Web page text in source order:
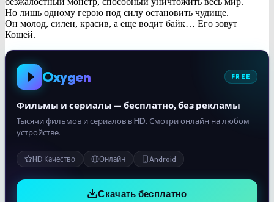
Но лишь одному герою под силу остановить чудище.
Он молод, силен, красив, а еще водит байк… Его зовут
Кощей.
Oxygen FREE
Фильмы и сериалы — бесплатно, без рекламы
Тысячи фильмов и сериалов в HD. Смотри онлайн на любом
устройстве.
HD Качество Онлайн Android
Скачать бесплатно